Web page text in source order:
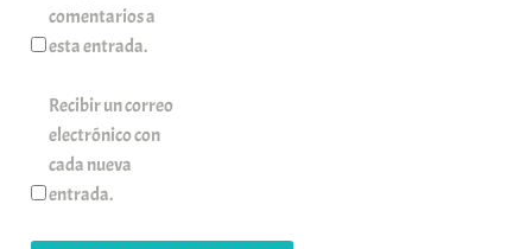
comentarios a
esta entrada.
Recibir un correo
electrónico con
cada nueva
entrada.